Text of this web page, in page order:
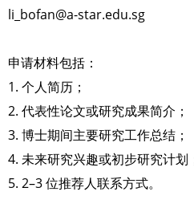
li_bofan@a-star.edu.sg
申请材料包括：
1. 个人简历；
2. 代表性论文或研究成果简介；
3. 博士期间主要研究工作总结；
4. 未来研究兴趣或初步研究计划
5. 2–3 位推荐人联系方式。